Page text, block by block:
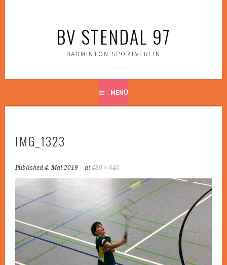
BV STENDAL 97
BADMINTON SPORTVEREIN
MENÜ
IMG_1323
Published4. Mai 2019 at480 × 640